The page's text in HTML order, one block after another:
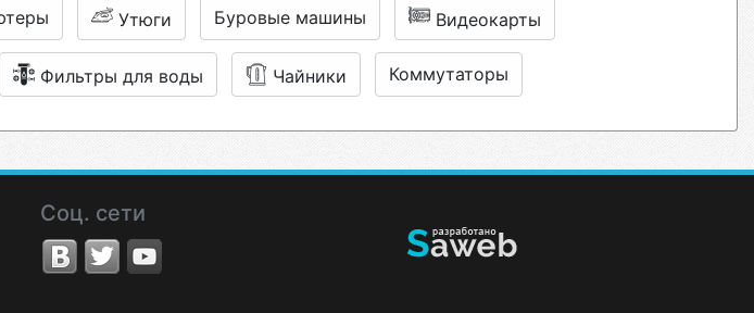
Утюги Буровые машины Видеокарты
Фильтры для воды Чайники Коммутаторы
Соц. сети